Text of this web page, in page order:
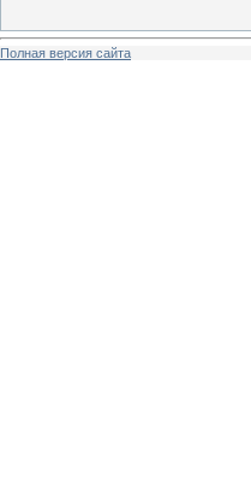
Полная версия сайта